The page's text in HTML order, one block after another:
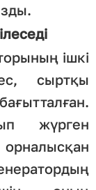
ішкі
сыртқы
жүрген